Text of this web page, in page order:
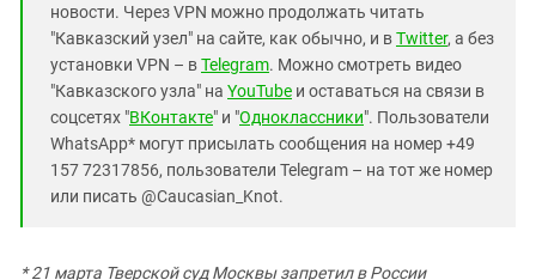
новости. Через VPN можно продолжать читать
"Кавказский узел" на сайте, как обычно, и вTwitter, а без
установки VPN – вTelegram. Можно смотреть видео
"Кавказского узла" на YouTube и оставаться на связи в
соцсетях "ВКонтакте" и "Одноклассники". Пользователи
WhatsApp* могут присылать сообщения на номер +49
157 72317856, пользователи Telegram – на тот же номер
или писать @Caucasian_Knot.
* 21 марта Тверской суд Москвы запретил в России